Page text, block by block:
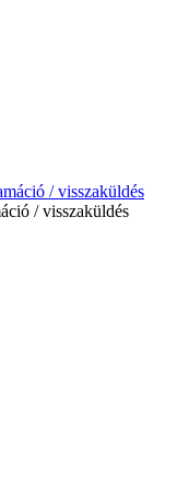
/ visszaküldés
/ visszaküldés